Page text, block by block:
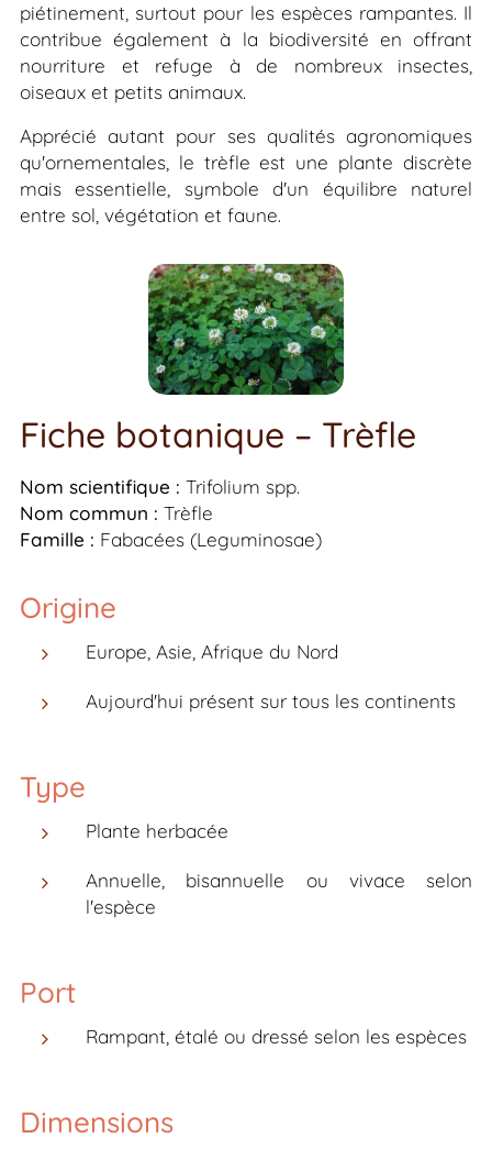
piétinement, surtout pour les espèces rampantes. Il
contribue également à la biodiversité en offrant
nourriture et refuge à de nombreux insectes,
oiseaux et petits animaux.
Apprécié autant pour ses qualités agronomiques
qu'ornementales, le trèfle est une plante discrète
mais essentielle, symbole d'un équilibre naturel
entre sol, végétation et faune.
Fiche botanique – Trèfle
Nom scientifique : Trifolium spp.
Nom commun : Trèfle
Famille : Fabacées (Leguminosae)
Origine
Europe, Asie, Afrique du Nord
Aujourd'hui présent sur tous les continents
Type
Plante herbacée
Annuelle, bisannuelle ou vivace selon
l'espèce
Port
Rampant, étalé ou dressé selon les espèces
Dimensions